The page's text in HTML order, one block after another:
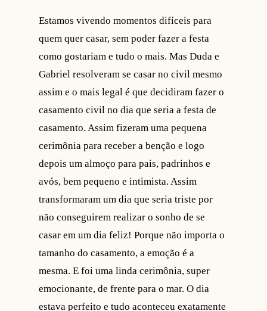
Estamos vivendo momentos difíceis para
quem quer casar, sem poder fazer a festa
como gostariam e tudo o mais. Mas Duda e
Gabriel resolveram se casar no civil mesmo
assim e o mais legal é que decidiram fazer o
casamento civil no dia que seria a festa de
casamento. Assim fizeram uma pequena
cerimônia para receber a benção e logo
depois um almoço para pais, padrinhos e
avós, bem pequeno e intimista. Assim
transformaram um dia que seria triste por
não conseguirem realizar o sonho de se
casar em um dia feliz! Porque não importa o
tamanho do casamento, a emoção é a
mesma. E foi uma linda cerimônia, super
emocionante, de frente para o mar. O dia
estava perfeito e tudo aconteceu exatamente